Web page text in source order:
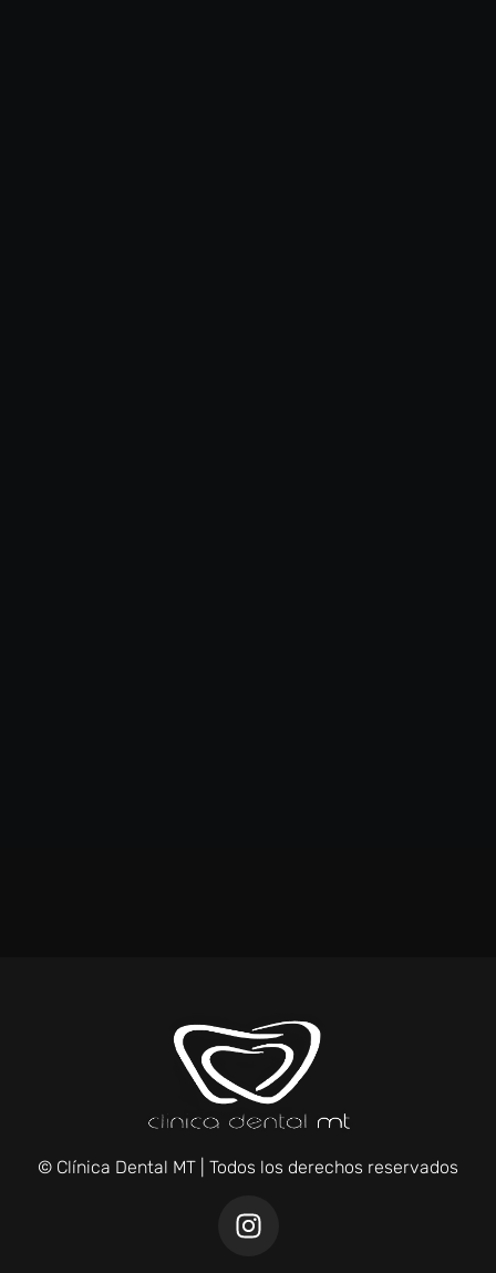
© Clínica Dental MT | Todos los derechos reservados